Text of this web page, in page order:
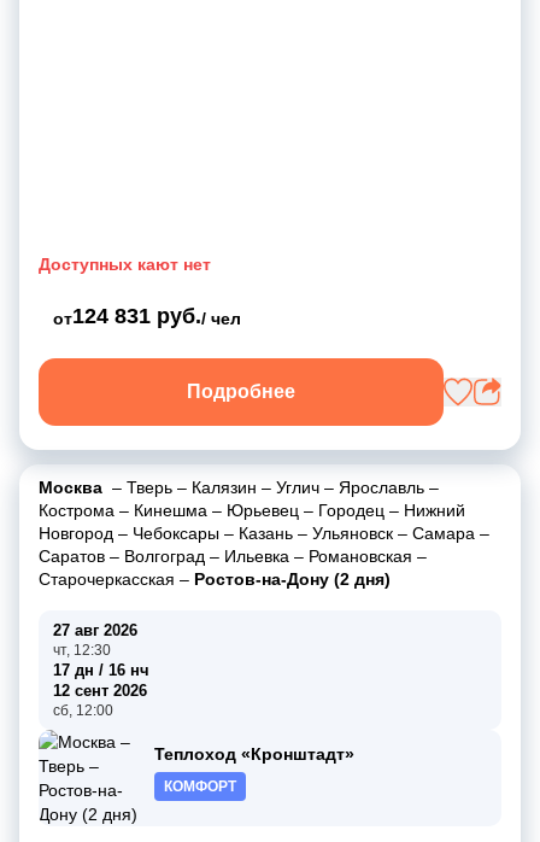
Доступных кают нет
от124 831 руб./ чел
Подробнее
Москва – Тверь – Калязин – Углич – Ярославль –
Кострома – Кинешма – Юрьевец – Городец – Нижний
Новгород – Чебоксары – Казань – Ульяновск – Самара –
Саратов – Волгоград – Ильевка – Романовская –
Старочеркасская – Ростов-на-Дону (2 дня)
27 авг 2026
чт, 12:30
17 дн / 16 нч
12 сент 2026
сб, 12:00
Теплоход «Кронштадт»
КОМФОРТ